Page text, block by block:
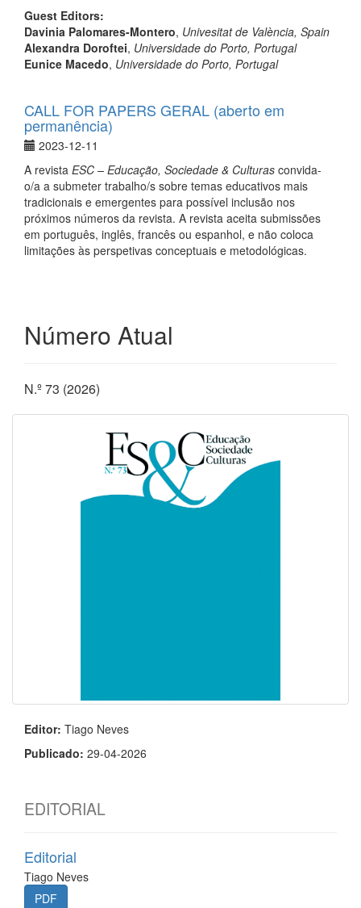
Guest Editors:
Davinia Palomares-Montero, Univesitat de València, Spain
Alexandra Doroftei, Universidade do Porto, Portugal
Eunice Macedo, Universidade do Porto, Portugal
CALL FOR PAPERS GERAL (aberto em
permanência)
2023-12-11
A revista ESC – Educação, Sociedade & Culturas convida-
o/a a submeter trabalho/s sobre temas educativos mais
tradicionais e emergentes para possível inclusão nos
próximos números da revista. A revista aceita submissões
em português, inglês, francês ou espanhol, e não coloca
limitações às perspetivas conceptuais e metodológicas.
Número Atual
N.º 73 (2026)
Editor: Tiago Neves
Publicado: 29-04-2026
EDITORIAL
Editorial
Tiago Neves
PDF